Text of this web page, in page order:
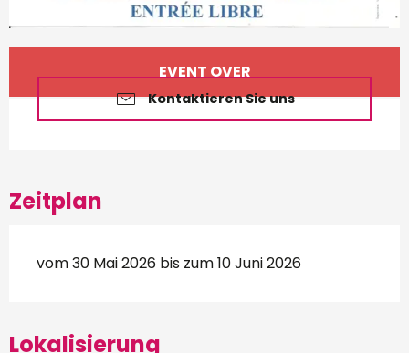
Öffnungszeiten &
EVENT OVER
Kontaktieren Sie uns
Zeitplan
vom 30 Mai 2026 bis zum 10 Juni 2026
Lokalisierung